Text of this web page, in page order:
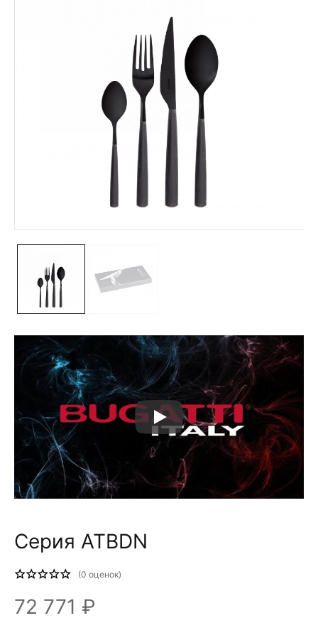
Серия ATBDN
(0 оценок)
72 771 ₽